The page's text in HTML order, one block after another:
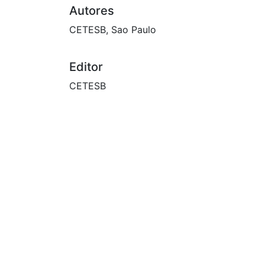
Autores
CETESB, Sao Paulo
Editor
CETESB